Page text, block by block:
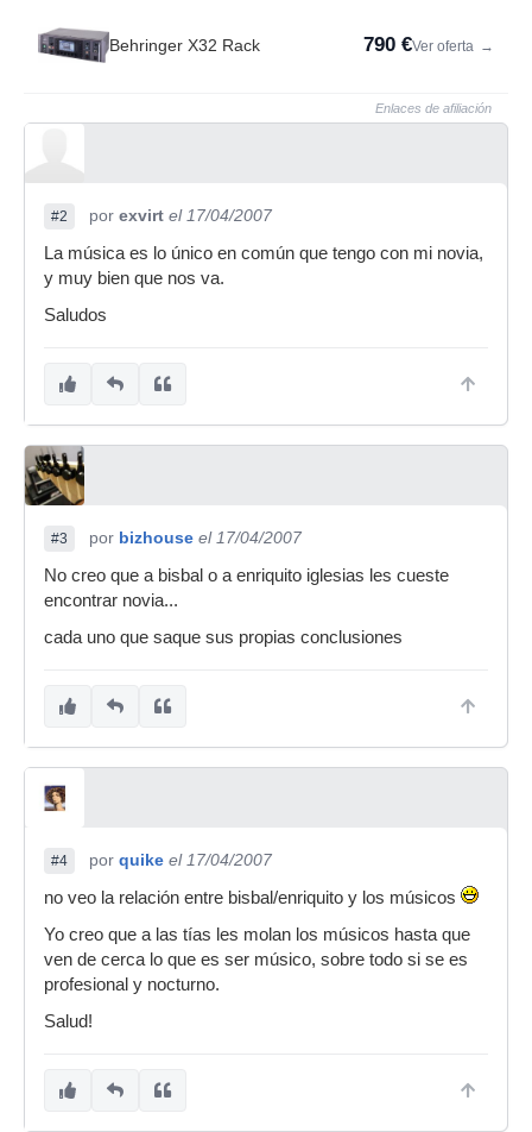
Behringer X32 Rack 790 €Ver oferta →
Enlaces de afiliación
#2 por exvirt el 17/04/2007
La música es lo único en común que tengo con mi novia,
y muy bien que nos va.
Saludos
#3 por bizhouse el 17/04/2007
No creo que a bisbal o a enriquito iglesias les cueste
encontrar novia...
cada uno que saque sus propias conclusiones
#4 por quike el 17/04/2007
no veo la relación entre bisbal/enriquito y los músicos
Yo creo que a las tías les molan los músicos hasta que
ven de cerca lo que es ser músico, sobre todo si se es
profesional y nocturno.
Salud!